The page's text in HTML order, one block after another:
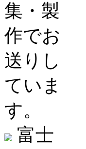
集・製
作でお
送りし
ていま
す。
富士